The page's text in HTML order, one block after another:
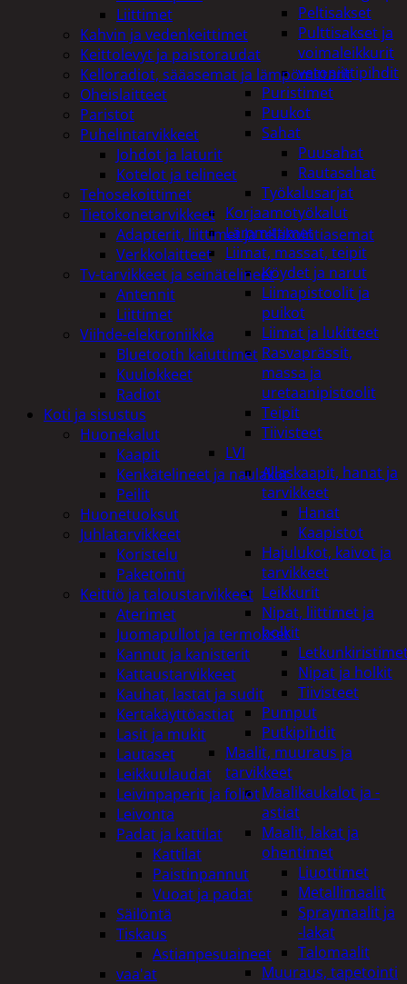
Peltisakset
Pulttisakset ja
voimaleikkurit
vetoniittipihdit
Puristimet
Puukot
Sahat
Puusahat
Rautasahat
Työkalusarjat
Korjaamotyökalut
Lämmittimet
Liimat, massat, teipit
Köydet ja narut
Liimapistoolit ja
puikot
Liimat ja lukitteet
Rasvaprässit,
massa ja
uretaanipistoolit
Teipit
Tiivisteet
LVI
Allaskaapit, hanat ja
tarvikkeet
Hanat
Kaapistot
Hajulukot, kaivot ja
tarvikkeet
Leikkurit
Nipat, liittimet ja
holkit
Nipat ja holkit
Tiivisteet
Pumput
Putkipihdit
Maalit, muuraus ja
tarvikkeet
Maalikaukalot ja -
astiat
Maalit, lakat ja
ohentimet
Liuottimet
Metallimaalit
Spraymaalit ja
-lakat
Talomaalit
Muuraus, tapetointi
Liittimet
Kahvin ja vedenkeittimet
Keittolevyt ja paistoraudat
Kelloradiot, sääasemat ja lämpömittarit
Oheislaitteet
Paristot
Puhelintarvikkeet
Johdot ja laturit
Kotelot ja telineet
Tehosekoittimet
Tietokonetarvikkeet
Adapterit, liittimet ja telakointiasemat
Verkkolaitteet
Tv-tarvikkeet ja seinätelineet
Antennit
Liittimet
Viihde-elektroniikka
Bluetooth kaiuttimet
Kuulokkeet
Radiot
Koti ja sisustus
Huonekalut
Kaapit
Kenkätelineet ja naulakot
Peilit
Huonetuoksut
Juhlatarvikkeet
Koristelu
Paketointi
Keittiö ja taloustarvikkeet
Aterimet
Juomapullot ja termokset
Kannut ja kanisterit
Kattaustarvikkeet
Kauhat, lastat ja sudit
Kertakäyttöastiat
Lasit ja mukit
Lautaset
Leikkuulaudat
Leivinpaperit ja foliot
Leivonta
Padat ja kattilat
Kattilat
Paistinpannut
Vuoat ja padat
Säilöntä
Tiskaus
Astianpesuaineet
vaa'at